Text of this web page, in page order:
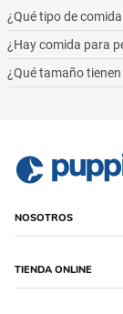
¿Qué tipo de
Podés comprar
húmedo, alimento
¿Hay comida para
Podés comprar
¿Qué tamaño
NOSOTROS
TIENDA ONLINE